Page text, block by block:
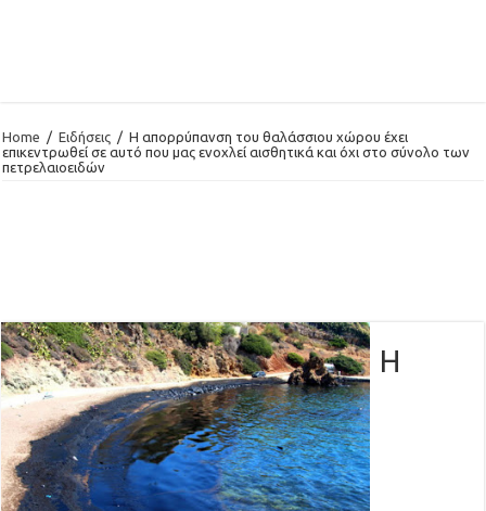
Home / Ειδήσεις / H απορρύπανση του θαλάσσιου χώρου έχει
επικεντρωθεί σε αυτό που μας ενοχλεί αισθητικά και όχι στο σύνολο των
πετρελαιοειδών
H